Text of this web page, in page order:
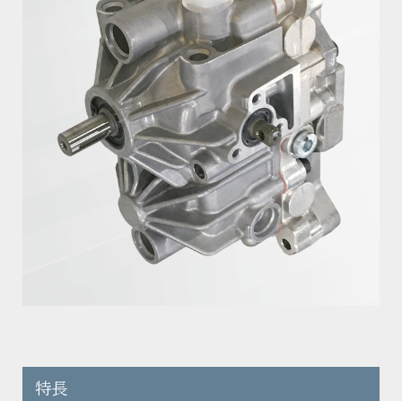
サステナビリティ
KANZAKIマップ
工作機械に関するお問い合わせ
製品カタログダウンロード
採用に関するお問い合わせ
その他のお問い合わせ
特長